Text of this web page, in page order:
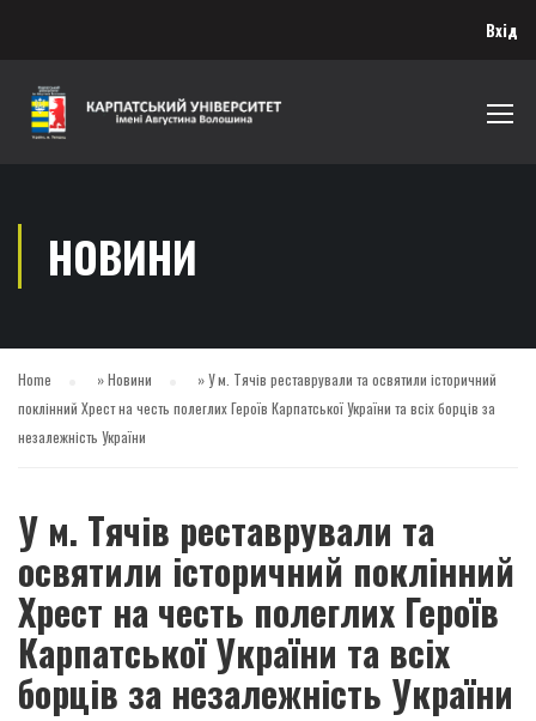
Вхід
НОВИНИ
Home »Новини »У м. Тячів реставрували та освятили історичний
поклінний Хрест на честь полеглих Героїв Карпатської України та всіх борців за
незалежність України
У м. Тячів реставрували та
освятили історичний поклінний
Хрест на честь полеглих Героїв
Карпатської України та всіх
борців за незалежність України